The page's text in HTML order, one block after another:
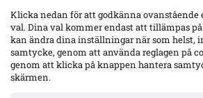
Klicka nedan för att godkänna ovanstående
val. Dina val kommer endast att tillämpas
kan ändra dina inställningar när som helst,
samtycke, genom att använda reglagen på
genom att klicka på knappen hantera
skärmen.
samtal pågår
Uppgifter: Kalmar FF lånar Kasper